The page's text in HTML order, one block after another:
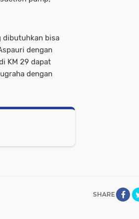
dibutuhkan bisa
dengan
KM 29 dapat
dengan
SHARE